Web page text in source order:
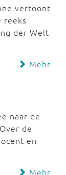
vertoont
reeks
der Welt
Mehr
naar de
de
en
Mehr